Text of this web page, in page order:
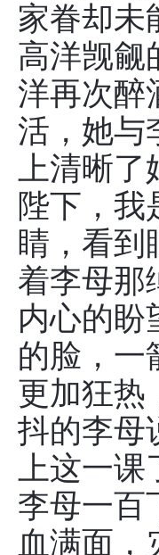
家眷却未
高洋觊觎
洋再次醉
活，她与
上清晰了
陛下，我
睛，看到
着李母那
内心的盼
的脸，一
更加狂热
抖的李母
上这一课
李母一百
血满面，